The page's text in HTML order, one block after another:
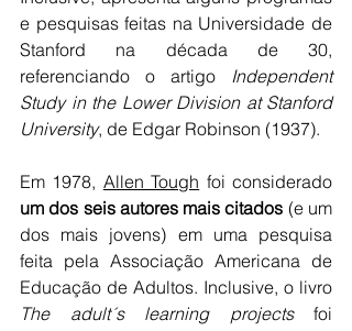
e pesquisas feitas na Universidade de
Stanford na década de 30,
referenciando o artigo Independent
Study in the Lower Division at Stanford
University, de Edgar Robinson (1937).
Em 1978, Allen Tough
um dos seis autores mais citados (e um
dos mais jovens) em uma pesquisa
feita pela Associação Americana de
The adult´s learning projects foi